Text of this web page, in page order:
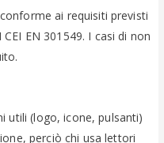
ai requisiti previsti
EN 301549. I casi di non
utili (logo, icone, pulsanti)
perciò chi usa lettori